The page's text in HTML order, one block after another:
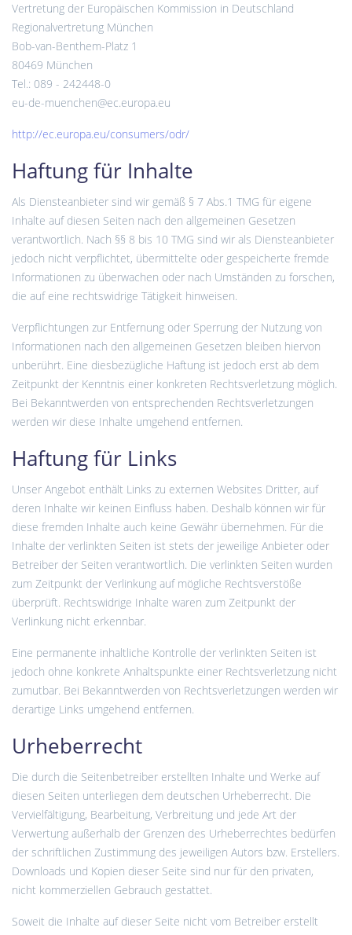
Vertretung der Europäischen Kommission in Deutschland
Regionalvertretung München
Bob-van-Benthem-Platz 1
80469 München
Tel.: 089 - 242448-0
eu-de-muenchen@ec.europa.eu
http://ec.europa.eu/consumers/odr/
Haftung für Inhalte
Als Diensteanbieter sind wir gemäß § 7 Abs.1 TMG für eigene
Inhalte auf diesen Seiten nach den allgemeinen Gesetzen
verantwortlich. Nach §§ 8 bis 10 TMG sind wir als Diensteanbieter
jedoch nicht verpflichtet, übermittelte oder gespeicherte fremde
Informationen zu überwachen oder nach Umständen zu forschen,
die auf eine rechtswidrige Tätigkeit hinweisen.
Verpflichtungen zur Entfernung oder Sperrung der Nutzung von
Informationen nach den allgemeinen Gesetzen bleiben hiervon
unberührt. Eine diesbezügliche Haftung ist jedoch erst ab dem
Zeitpunkt der Kenntnis einer konkreten Rechtsverletzung möglich.
Bei Bekanntwerden von entsprechenden Rechtsverletzungen
werden wir diese Inhalte umgehend entfernen.
Haftung für Links
Unser Angebot enthält Links zu externen Websites Dritter, auf
deren Inhalte wir keinen Einfluss haben. Deshalb können wir für
diese fremden Inhalte auch keine Gewähr übernehmen. Für die
Inhalte der verlinkten Seiten ist stets der jeweilige Anbieter oder
Betreiber der Seiten verantwortlich. Die verlinkten Seiten wurden
zum Zeitpunkt der Verlinkung auf mögliche Rechtsverstöße
überprüft. Rechtswidrige Inhalte waren zum Zeitpunkt der
Verlinkung nicht erkennbar.
Eine permanente inhaltliche Kontrolle der verlinkten Seiten ist
jedoch ohne konkrete Anhaltspunkte einer Rechtsverletzung nicht
zumutbar. Bei Bekanntwerden von Rechtsverletzungen werden wir
derartige Links umgehend entfernen.
Urheberrecht
Die durch die Seitenbetreiber erstellten Inhalte und Werke auf
diesen Seiten unterliegen dem deutschen Urheberrecht. Die
Vervielfältigung, Bearbeitung, Verbreitung und jede Art der
Verwertung außerhalb der Grenzen des Urheberrechtes bedürfen
der schriftlichen Zustimmung des jeweiligen Autors bzw. Erstellers.
Downloads und Kopien dieser Seite sind nur für den privaten,
nicht kommerziellen Gebrauch gestattet.
Soweit die Inhalte auf dieser Seite nicht vom Betreiber erstellt